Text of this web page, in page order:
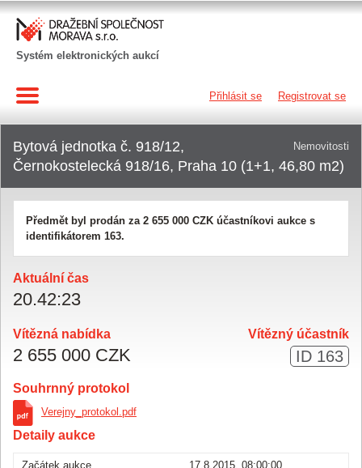
Systém elektronických aukcí
Přihlásit se Registrovat se
Nemovitosti
Bytová jednotka č. 918/12,
Černokostelecká 918/16, Praha 10 (1+1, 46,80 m2)
Předmět byl prodán za 2 655 000 CZK účastníkovi aukce s
identifikátorem 163.
Aktuální čas
20.42:23
Vítězná nabídka
2 655 000 CZK
Vítězný účastník
ID 163
Souhrnný protokol
Verejny_protokol.pdf
Detaily aukce
Začátek aukce
17.8.2015, 08:00:00